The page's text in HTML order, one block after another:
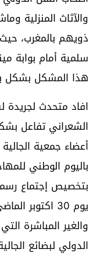
والآثاث المنزلية
ذويهم بالمغرب،
سلمية أمام بوابة
هذا المشكل بشكل
افاد متحدث لجريدة
الشعراني تفاعل
أعضاء جمعية
بتخصيص إجتماع
يوم 30
والغير المباشرة
الدولي لبضائع